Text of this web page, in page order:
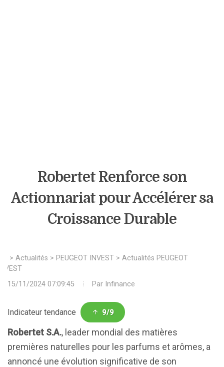
Robertet Renforce son
Actionnariat pour Accélérer sa
Croissance Durable
> Actualités > PEUGEOT INVEST > Actualités PEUGEOT
15/11/2024 07:09:45
Par Infinance
Indicateur tendance 9/9
Robertet S.A., leader mondial des matières
premières naturelles pour les parfums et arômes, a
annoncé une évolution significative de son